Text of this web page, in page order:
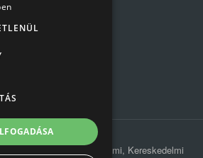
Környezetvédelmi, Kereskedelmi